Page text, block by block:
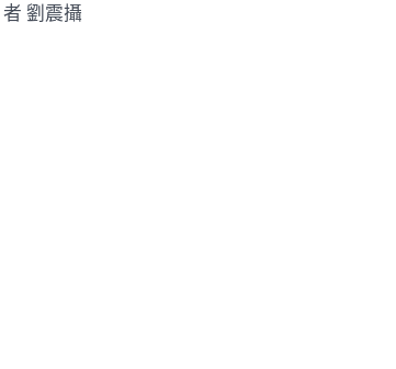
者 劉震攝